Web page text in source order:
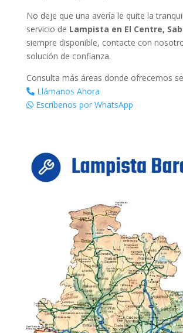
No deje que una avería le quite la
servicio de Lampista en El Centre,
siempre disponible, contacte con
solución de confianza.
Consulta más áreas donde ofrecemos
Llámanos Ahora
Escríbenos por WhatsApp